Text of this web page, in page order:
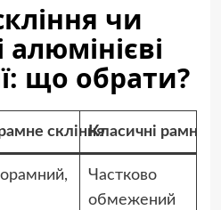
чи
що обрати?
склінняКласичні рамні
Частково
обмежений